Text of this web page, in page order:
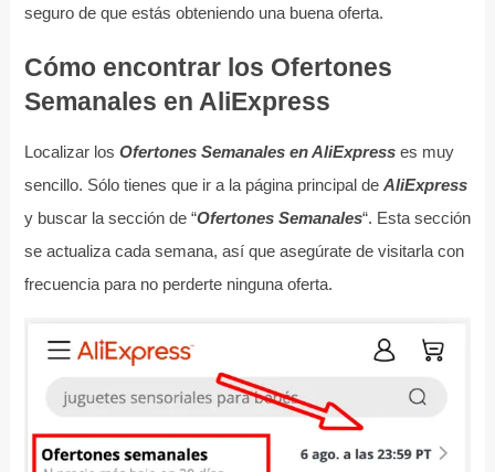
seguro de que estás obteniendo una buena oferta.
Cómo encontrar los Ofertones
Semanales en AliExpress
Localizar los Ofertones Semanales en AliExpresses muy
sencillo. Sólo tienes que ir a la página principal de AliExpress
y buscar la sección de “Ofertones Semanales“. Esta sección
se actualiza cada semana, así que asegúrate de visitarla con
frecuencia para no perderte ninguna oferta.